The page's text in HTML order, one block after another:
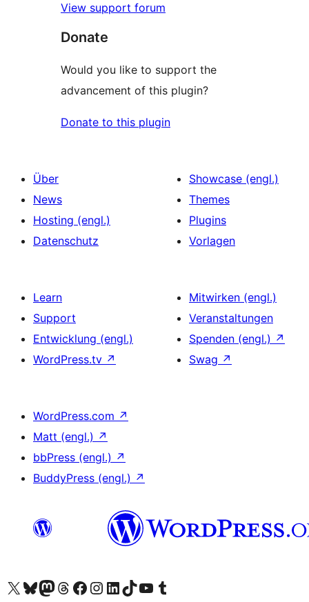
View support forum
Donate
Would you like to support the
advancement of this plugin?
Donate to this plugin
Über
News
Hosting (engl.)
Datenschutz
Showcase (engl.)
Themes
Plugins
Vorlagen
Learn
Support
Entwicklung (engl.)
WordPress.tv ↗
Mitwirken (engl.)
Veranstaltungen
Spenden (engl.) ↗
Swag ↗
WordPress.com ↗
Matt (engl.) ↗
bbPress (engl.) ↗
BuddyPress (engl.) ↗
Das X-Konto (früher Twitter) von WordPress.org besuchen
Das Bluesky-Konto von WordPress.org besuchen
Das Mastodon-Konto von WordPress.org besuchen
Das Threads-Konto von WordPress.org besuchen
Die Facebook-Seite von WordPress.org besuchen
Das Instagram-Konto von WordPress.org besuchen
Das LinkedIn-Konto von WordPress.org besuchen
Das TikTok-Konto von WordPress.org besuchen
Den YouTube-Kanal von WordPress.org besuchen
Das Tumblr-Konto von WordPress.org besuchen